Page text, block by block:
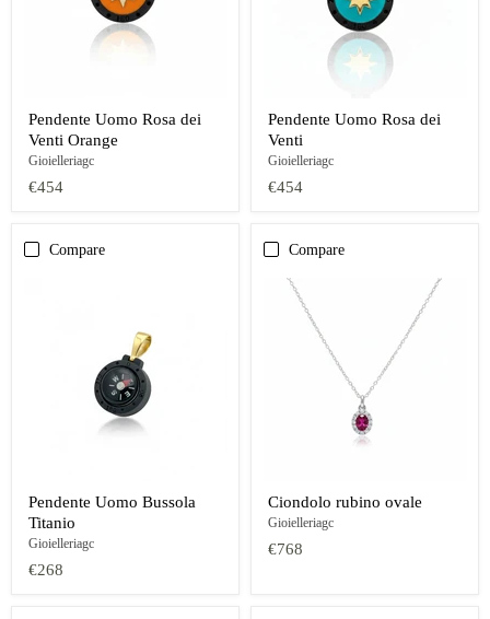
Pendente Uomo Rosa dei
Venti Orange
Gioielleriagc
€454
Pendente Uomo Rosa dei
Venti
Gioielleriagc
€454
Compare
Pendente Uomo Bussola
Titanio
Gioielleriagc
€268
Compare
Ciondolo rubino ovale
Gioielleriagc
€768